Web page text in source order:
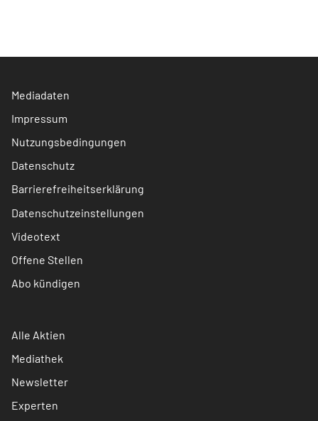
Mediadaten
Impressum
Nutzungsbedingungen
Datenschutz
Barrierefreiheitserklärung
Datenschutzeinstellungen
Videotext
Offene Stellen
Abo kündigen
Alle Aktien
Mediathek
Newsletter
Experten